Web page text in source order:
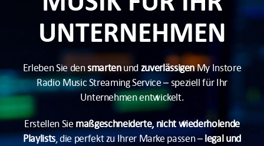
AI Voices
Branchen
Preise
UNTERNEHMEN
Erleben Sie densmartenundzuverlässigenMy Instore
Radio Music Streaming Service – speziell für Ihr
Unternehmen entwickelt.
Erstellen Sie maßgeschneiderte, nicht wiederholende
Playlists, die perfekt zu Ihrer Marke passen –legal und